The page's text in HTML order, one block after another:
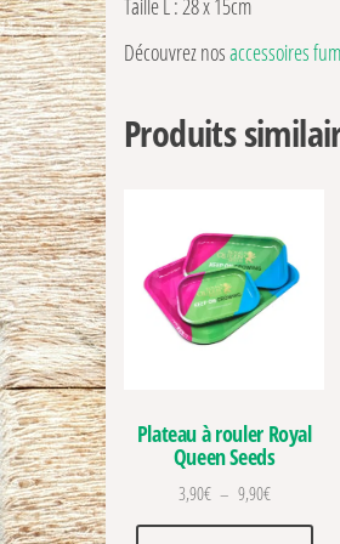
Taille L : 28 x 15cm
Découvrez nosaccessoires
Produits
Plateau à rouler Royal
Queen Seeds
3,90€ – 9,90€Plage de
Ce